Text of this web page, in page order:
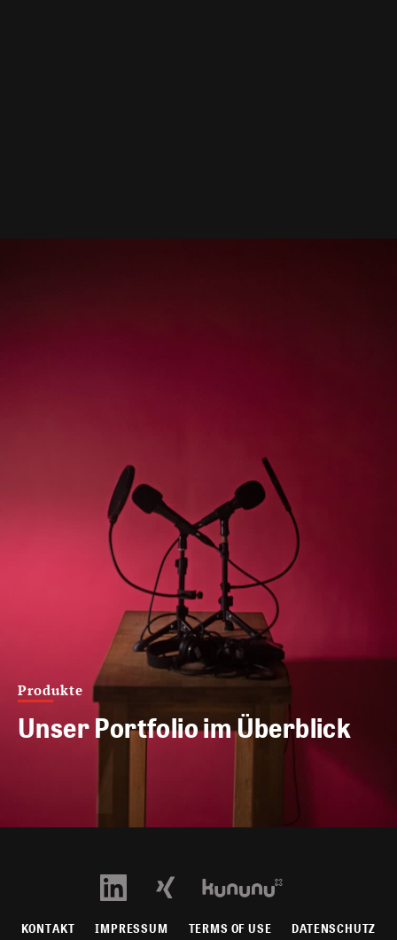
Produkte
Unser Portfolio im Überblick
KONTAKT IMPRESSUM TERMS OF USE DATENSCHUTZ